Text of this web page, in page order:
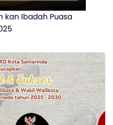
kan Ibadah Puasa